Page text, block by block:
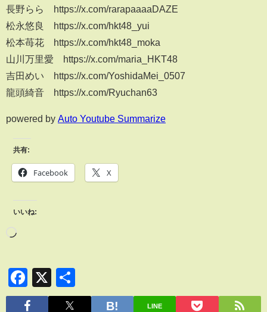
長野らら https://x.com/rarapaaaaDAZE
松永悠良 https://x.com/hkt48_yui
松本苺花 https://x.com/hkt48_moka
山川万里愛 https://x.com/maria_HKT48
吉田めい https://x.com/YoshidaMei_0507
龍頭綺音 https://x.com/Ryuchan63
powered by Auto Youtube Summarize
共有:
Facebook X
いいね:
Facebook
X
有
LINE